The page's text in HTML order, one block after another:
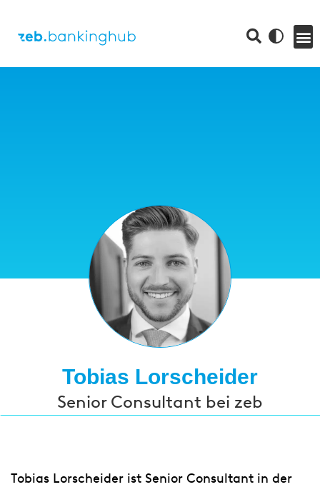
Tobias Lorscheider
Senior Consultant bei zeb
Tobias Lorscheider ist Senior Consultant in der